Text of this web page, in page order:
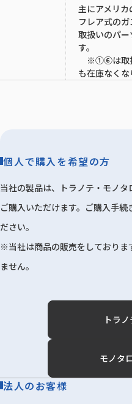
主にアメリ
フレア式のガ
取扱いのパ
す。
※①⑥は取扱
も在庫なくな
個人で購入を希望の方
当社の製品は、トラノテ・モノ
ご購入いただけます。ご購入手
ださい。
※当社は商品の販売をしておりま
ません。
トラ
モノタ
法人のお客様